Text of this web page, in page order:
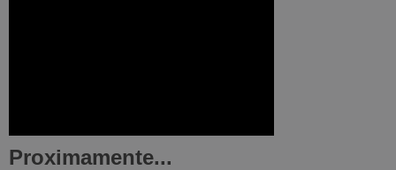
Proximamente...